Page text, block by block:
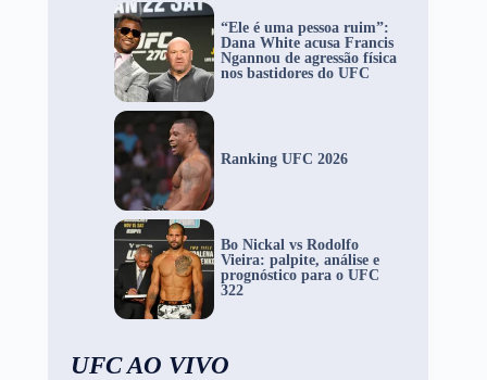
“Ele é uma pessoa ruim”:
Dana White acusa Francis
Ngannou de agressão física
nos bastidores do UFC
Ranking UFC 2026
Bo Nickal vs Rodolfo
Vieira: palpite, análise e
prognóstico para o UFC
322
UFC AO VIVO